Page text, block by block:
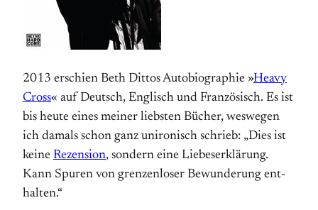
2013 erschien Beth Dittos Autobiographie »Heavy
Cross« auf Deutsch, Englisch und Französisch. Es ist
bis heute eines meiner liebsten Bücher, weswegen
ich damals schon ganz unironisch schrieb: „Dies ist
keine Rezension, sondern eine Liebes­erklärung.
Kann Spuren von grenzen­­loser Bewunderung ent­
halten.“